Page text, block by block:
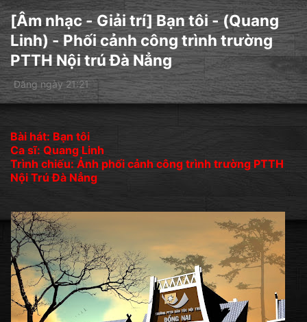
[Âm nhạc - Giải trí] Bạn tôi - (Quang
Linh) - Phối cảnh công trình trường
PTTH Nội trú Đà Nẳng
Đăng ngày 21:21
Bài hát: Bạn tôi
Ca sĩ: Quang Linh
Trình chiếu: Ảnh phối cảnh công trình trường PTTH
Nội Trú Đà Nẳng